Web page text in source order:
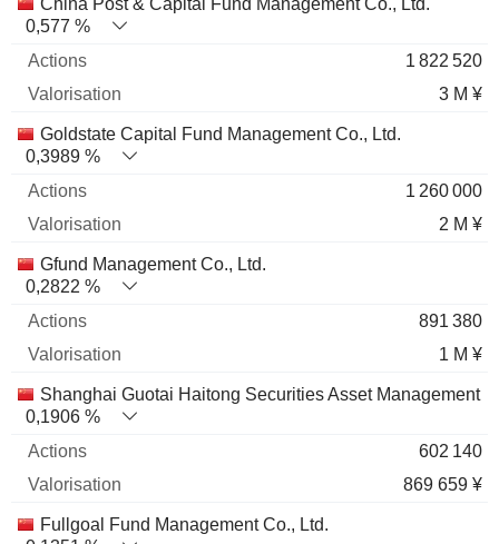
China Post & Capital Fund Management Co., Ltd.
0,577 %
1 822 520
3 M ¥
Goldstate Capital Fund Management Co., Ltd.
0,3989 %
1 260 000
2 M ¥
Gfund Management Co., Ltd.
0,2822 %
891 380
1 M ¥
Shanghai Guotai Haitong Securities Asset Management
0,1906 %
602 140
869 659 ¥
Fullgoal Fund Management Co., Ltd.